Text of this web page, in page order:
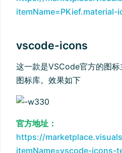
itemName=PKief.material-
vscode-icons
这一款是VSCode官方的图
图标库。效果如下
官方地址：
https://
itemName=vscode-icons-